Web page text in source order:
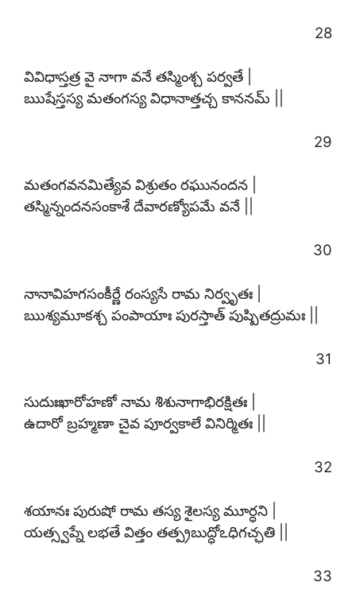
28
వివిధాస్తత్ర వై నాగా వనే తస్మింశ్చ పర్వతే |
ఋషేస్తస్య మతంగస్య విధానాత్తచ్చ కాననమ్ ||
29
మతంగవనమిత్యేవ విశ్రుతం రఘునందన |
తస్మిన్నందనసంకాశే దేవారణ్యోపమే వనే ||
30
నానావిహగసంకీర్ణే రంస్యసే రామ నిర్వృతః |
ఋశ్యమూకశ్చ పంపాయాః పురస్తాత్ పుష్పితద్రుమః ||
31
సుదుఃఖారోహణో నామ శిశునాగాభిరక్షితః |
ఉదారో బ్రహ్మణా చైవ పూర్వకాలే వినిర్మితః ||
32
శయానః పురుషో రామ తస్య శైలస్య మూర్ధని |
యత్స్వప్నే లభతే విత్తం తత్ప్రబుద్ధోఽధిగచ్ఛతి ||
33